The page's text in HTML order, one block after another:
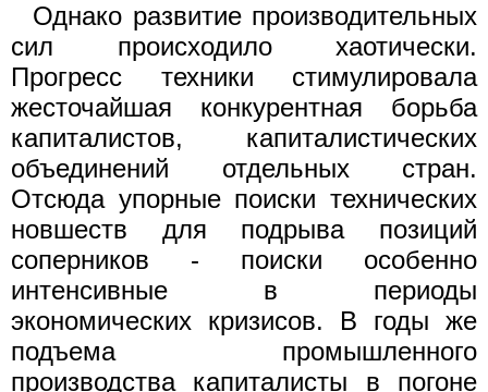
Однако развитие производительных
сил происходило хаотически.
Прогресс техники стимулировала
жесточайшая конкурентная борьба
капиталистов, капиталистических
объединений отдельных стран.
Отсюда упорные поиски технических
новшеств для подрыва позиций
соперников - поиски особенно
интенсивные в периоды
экономических кризисов. В годы же
подъема промышленного
производства капиталисты в погоне